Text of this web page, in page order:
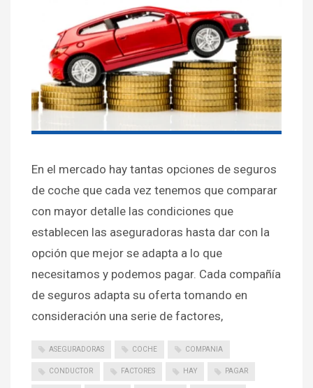
En el mercado hay tantas opciones de seguros
de coche que cada vez tenemos que comparar
con mayor detalle las condiciones que
establecen las aseguradoras hasta dar con la
opción que mejor se adapta a lo que
necesitamos y podemos pagar. Cada compañía
de seguros adapta su oferta tomando en
consideración una serie de factores,
ASEGURADORAS COCHE COMPANIA
CONDUCTOR FACTORES HAY PAGAR